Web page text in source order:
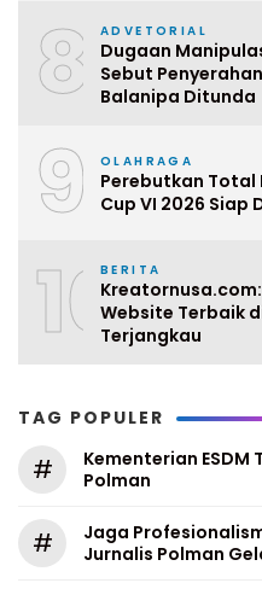
8 ADVETORIAL
Dugaan
Sebut Penyerahan
Balanipa Ditunda
9 OLAHRAGA
Perebutkan Total
Cup VI 2026 Siap
10BERITA
Website Terbaik
Terjangkau
TAG POPULER
#
Kementerian ESDM
Polman
#
Jaga
Jurnalis Polman